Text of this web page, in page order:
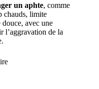
un aphte, comme
chauds, limite
avec une
l’aggravation de la